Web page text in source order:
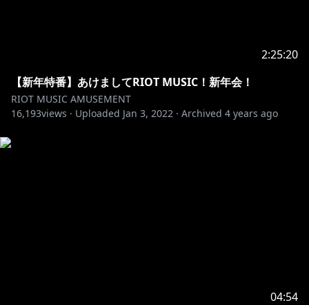
2:25:20
【新年特番】あけましてRIOT MUSIC！新年会！
RIOT MUSIC AMUSEMENT
16,193views · Uploaded Jan 3, 2022 · Archived 4 years ago
04:54